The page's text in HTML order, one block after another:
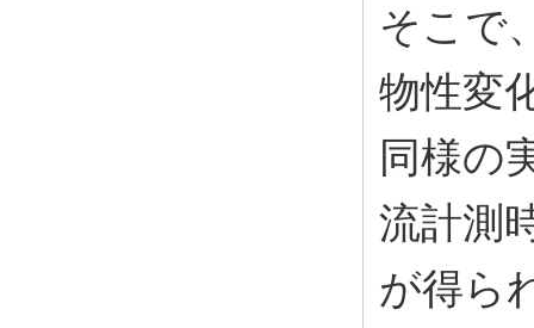
そこで
物性変
同様の
流計測
が得ら